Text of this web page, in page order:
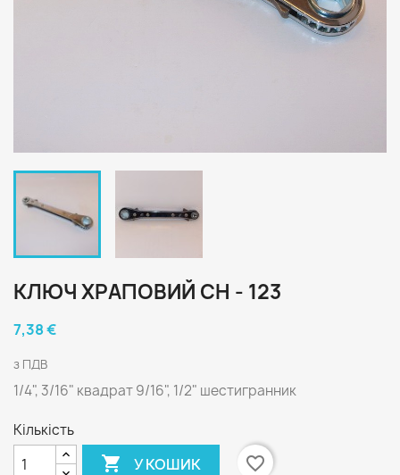
КЛЮЧ ХРАПОВИЙ СН - 123
7,38 €
з ПДВ
1/4", 3/16" квадрат 9/16", 1/2" шестигранник
Кількість
 У КОШИК
favorite_border